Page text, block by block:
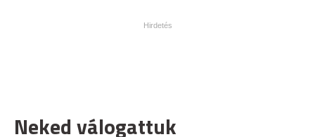
Neked válogattuk